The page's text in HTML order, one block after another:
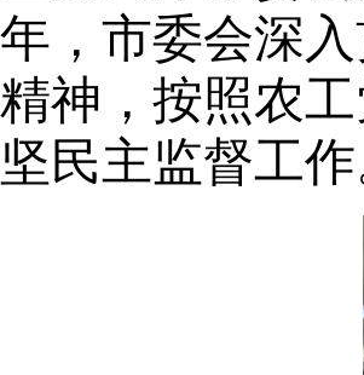
年，市委会深
精神，按照农
坚民主监督工作